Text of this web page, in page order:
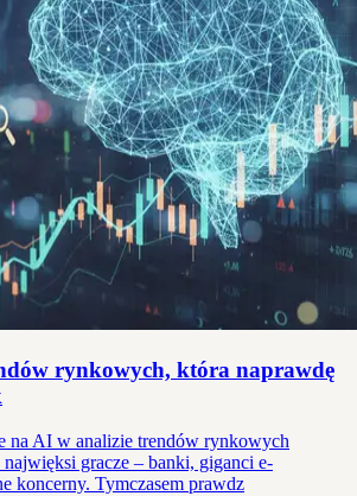
rynkowych, która naprawdę
na AI w analizie trendów rynkowych
gracze – banki, giganci e-
koncerny. Tymczasem prawdz